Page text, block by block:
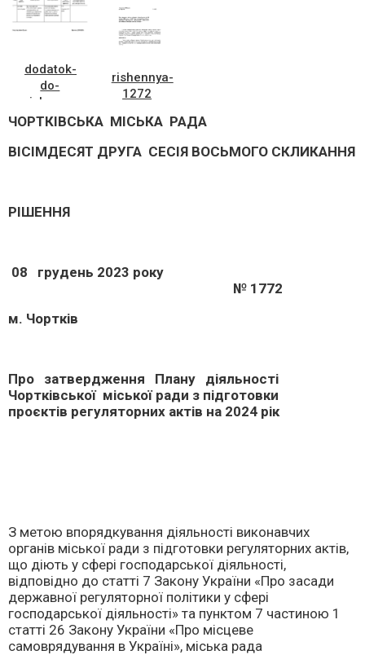
dodatok-
do-
rishennya-
1272
rishennya-
1272
ЧОРТКІВСЬКА МІСЬКА РАДА
ВІСІМДЕСЯТ ДРУГА СЕСІЯ ВОСЬМОГО СКЛИКАННЯ
РІШЕННЯ
08 грудень 2023 року
№ 1772
м. Чортків
Про затвердження Плану діяльності
Чортківської міської ради з підготовки
проєктів регуляторних актів на 2024 рік
З метою впорядкування діяльності виконавчих
органів міської ради з підготовки регуляторних актів,
що діють у сфері господарської діяльності,
відповідно до статті 7 Закону України «Про засади
державної регуляторної політики у сфері
господарської діяльності» та пунктом 7 частиною 1
статті 26 Закону України «Про місцеве
самоврядування в Україні», міська рада